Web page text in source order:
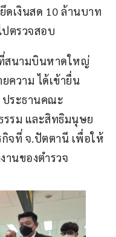
เงินสด 10 ล้านบาท
ตรวจสอบ
ที่สนามบินหาดใหญ่
ความ ได้เข้ายื่น
ประธานคณะ
รรม และสิทธิมนุษย
จที่ จ.ปัตตานี เพื่อให้
านของตำรวจ